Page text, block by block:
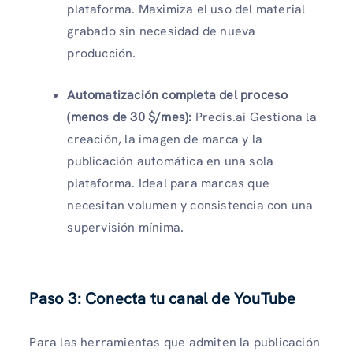
plataforma. Maximiza el uso del material
grabado sin necesidad de nueva
producción.
Automatización completa del proceso
(menos de 30 $/mes): Predis.ai Gestiona la
creación, la imagen de marca y la
publicación automática en una sola
plataforma. Ideal para marcas que
necesitan volumen y consistencia con una
supervisión mínima.
Paso 3: Conecta tu canal de YouTube
Para las herramientas que admiten la publicación